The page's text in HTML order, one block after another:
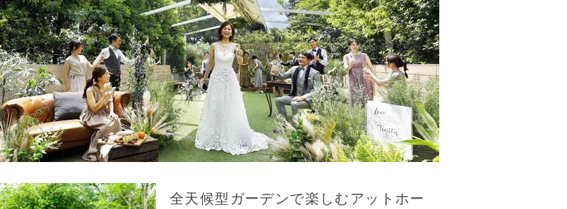
全天候型ガーデンで楽しむアットホー